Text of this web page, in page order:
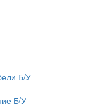
Б/У
Б/У